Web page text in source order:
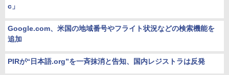
c」
Google.com、米国の地域番号やフライト状況などの検索機能を
追加
PIRが“日本語.org”を一斉抹消と告知、国内レジストラは反発